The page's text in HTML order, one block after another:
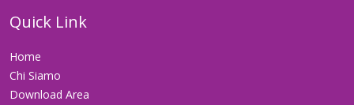
Quick Link
Home
Chi Siamo
Download Area